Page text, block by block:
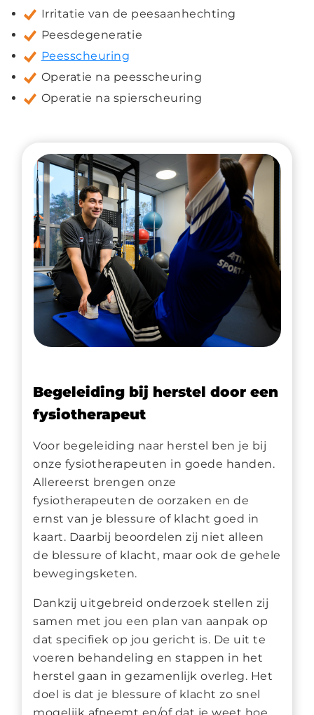
Irritatie van de peesaanhechting
Peesdegeneratie
Peesscheuring
Operatie na peesscheuring
Operatie na spierscheuring
Begeleiding bij herstel door een
fysiotherapeut
Voor begeleiding naar herstel ben je bij
onze fysiotherapeuten in goede handen.
Allereerst brengen onze
fysiotherapeuten de oorzaken en de
ernst van je blessure of klacht goed in
kaart. Daarbij beoordelen zij niet alleen
de blessure of klacht, maar ook de gehele
bewegingsketen.
Dankzij uitgebreid onderzoek stellen zij
samen met jou een plan van aanpak op
dat specifiek op jou gericht is. De uit te
voeren behandeling en stappen in het
herstel gaan in gezamenlijk overleg. Het
doel is dat je blessure of klacht zo snel